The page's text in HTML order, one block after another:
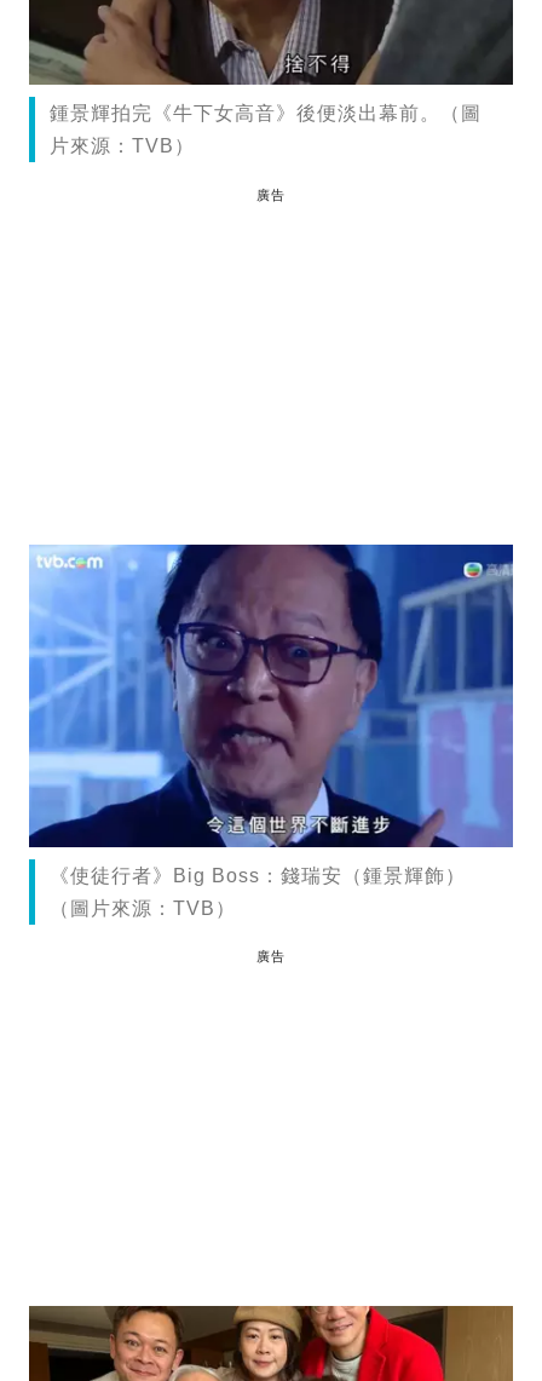
鍾景輝拍完《牛下女高音》後便淡出幕前。（圖
片來源：TVB）
廣告
《使徒行者》Big Boss：錢瑞安（鍾景輝飾）
（圖片來源：TVB）
廣告